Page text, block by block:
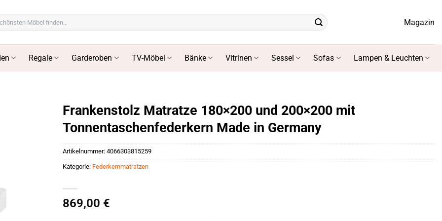
Magazin
Regale Garderoben TV-Möbel Bänke Vitrinen Sessel Sofas Lampen & Leuchten
Frankenstolz Matratze 180×200 und 200×200 mit
Tonnentaschenfederkern Made in Germany
869,00 €
Artikelnummer: 4066303815259
Kategorie: Federkernmatratzen